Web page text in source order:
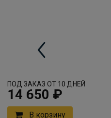
ПОД ЗАКАЗ ОТ 10 ДНЕЙ
14 650 ₽
В корзину